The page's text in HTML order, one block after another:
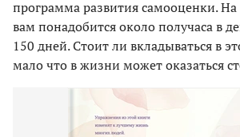
программа развития самооценки.
вам понадобится около получаса в
150 дней. Стоит ли вкладываться в
мало что в жизни может оказаться